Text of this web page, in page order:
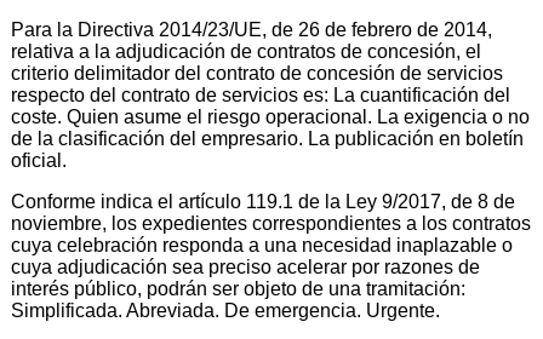
Para la Directiva 2014/23/UE, de 26 de febrero de 2014,
relativa a la adjudicación de contratos de concesión, el
criterio delimitador del contrato de concesión de servicios
respecto del contrato de servicios es: La cuantificación del
coste. Quien asume el riesgo operacional. La exigencia o no
de la clasificación del empresario. La publicación en boletín
oficial.
Conforme indica el artículo 119.1 de la Ley 9/2017, de 8 de
noviembre, los expedientes correspondientes a los contratos
cuya celebración responda a una necesidad inaplazable o
cuya adjudicación sea preciso acelerar por razones de
interés público, podrán ser objeto de una tramitación:
Simplificada. Abreviada. De emergencia. Urgente.